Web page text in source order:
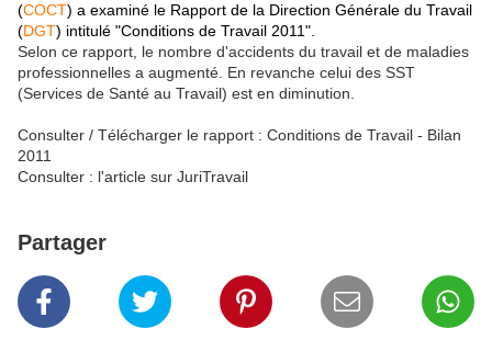
(COCT) a examiné le Rapport de la Direction Générale du Travail
(DGT) intitulé "Conditions de Travail 2011".
Selon ce rapport, le nombre d'accidents du travail et de maladies
professionnelles a augmenté. En revanche celui des SST
(Services de Santé au Travail) est en diminution.
Consulter / Télécharger le rapport : Conditions de Travail - Bilan
2011
Consulter : l'article sur JuriTravail
Partager